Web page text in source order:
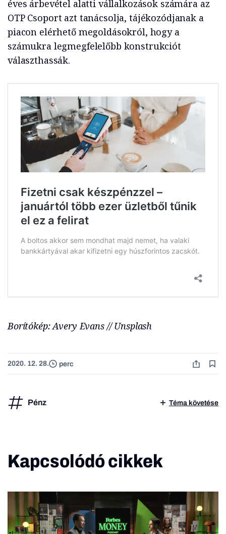
éves árbevétel alatti vállalkozások számára az
OTP Csoport azt tanácsolja, tájékozódjanak a
piacon elérhető megoldásokról, hogy a
számukra legmegfelelőbb konstrukciót
választhassák.
Borítókép: Avery Evans // Unsplash
2020. 12. 28. perc
Pénz Téma követése
Kapcsolódó cikkek